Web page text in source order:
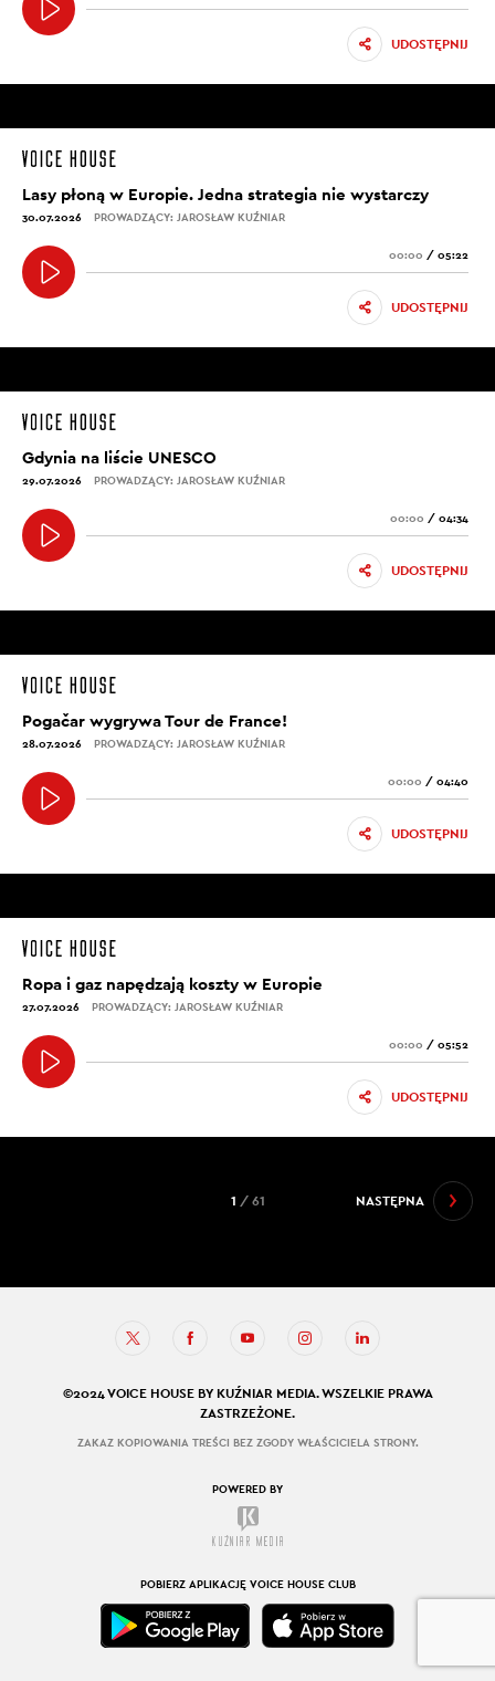
UDOSTĘPNIJ
Lasy płoną w Europie. Jedna strategia nie wystarczy
30.07.2026 PROWADZĄCY: JAROSŁAW KUŹNIAR
00:00 / 05:22
UDOSTĘPNIJ
Gdynia na liście UNESCO
29.07.2026 PROWADZĄCY: JAROSŁAW KUŹNIAR
00:00 / 04:34
UDOSTĘPNIJ
Pogačar wygrywa Tour de France!
28.07.2026 PROWADZĄCY: JAROSŁAW KUŹNIAR
00:00 / 04:40
UDOSTĘPNIJ
Ropa i gaz napędzają koszty w Europie
27.07.2026 PROWADZĄCY: JAROSŁAW KUŹNIAR
00:00 / 05:52
UDOSTĘPNIJ
NASTĘPNA
1 / 61
©2024 VOICE HOUSE BY KUŹNIAR MEDIA. WSZELKIE PRAWA
ZASTRZEŻONE.
ZAKAZ KOPIOWANIA TREŚCI BEZ ZGODY WŁAŚCICIELA STRONY.
POWERED BY
POBIERZ APLIKACJĘ VOICE HOUSE CLUB